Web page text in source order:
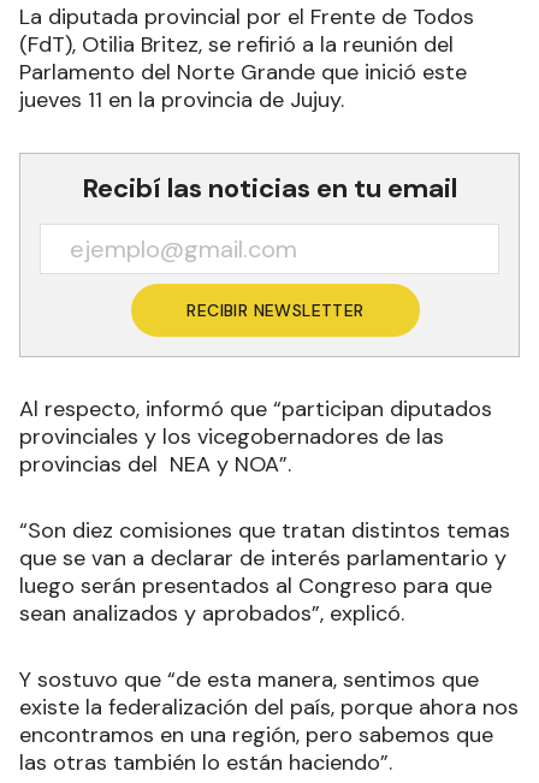
La diputada provincial por el Frente de Todos
(FdT), Otilia Britez, se refirió a la reunión del
Parlamento del Norte Grande que inició este
jueves 11 en la provincia de Jujuy.
Recibí las noticias en tu email
RECIBIR NEWSLETTER
Al respecto, informó que “participan diputados
provinciales y los vicegobernadores de las
provincias del NEA y NOA”.
“Son diez comisiones que tratan distintos temas
que se van a declarar de interés parlamentario y
luego serán presentados al Congreso para que
sean analizados y aprobados”, explicó.
Y sostuvo que “de esta manera, sentimos que
existe la federalización del país, porque ahora nos
encontramos en una región, pero sabemos que
las otras también lo están haciendo”.